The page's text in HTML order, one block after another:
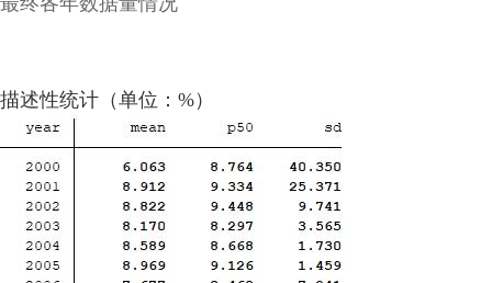
描述性统计（单位：%）